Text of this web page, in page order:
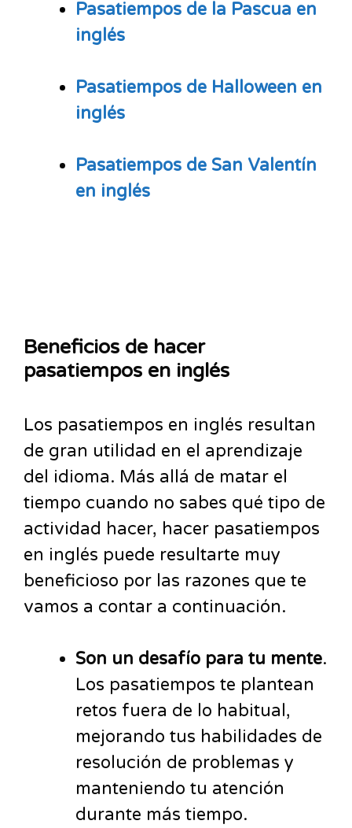
Pasatiempos de la Pascua en
inglés
Pasatiempos de Halloween en
inglés
Pasatiempos de San Valentín
en inglés
Beneficios de hacer
pasatiempos en inglés
Los pasatiempos en inglés resultan
de gran utilidad en el aprendizaje
del idioma. Más allá de matar el
tiempo cuando no sabes qué tipo de
actividad hacer, hacer pasatiempos
en inglés puede resultarte muy
beneficioso por las razones que te
vamos a contar a continuación.
Son un desafío para tu mente.
Los pasatiempos te plantean
retos fuera de lo habitual,
mejorando tus habilidades de
resolución de problemas y
manteniendo tu atención
durante más tiempo.